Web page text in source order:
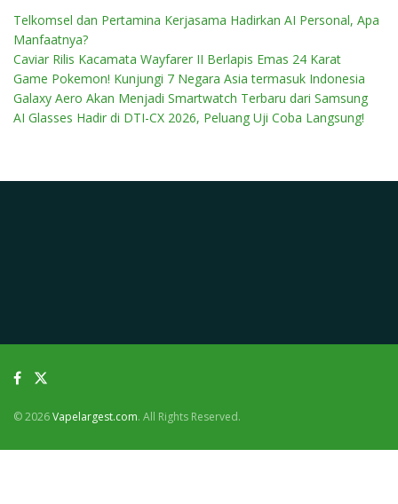
Telkomsel dan Pertamina Kerjasama Hadirkan AI Personal, Apa
Manfaatnya?
Caviar Rilis Kacamata Wayfarer II Berlapis Emas 24 Karat
Game Pokemon! Kunjungi 7 Negara Asia termasuk Indonesia
Galaxy Aero Akan Menjadi Smartwatch Terbaru dari Samsung
AI Glasses Hadir di DTI-CX 2026, Peluang Uji Coba Langsung!
© 2026Vapelargest.com. All Rights Reserved.